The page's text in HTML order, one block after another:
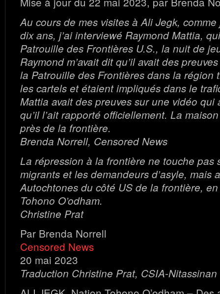
Au cours de mes visites à Ali Jegk,
dix ans, j’ai interviewé Raymond Mattia,
Patrouille des Frontières U.S., la nuit de
Raymond m’avait dit qu’il avait des
la Patrouille des Frontières dans la région
les cartels et étaient impliqués dans le
Mattia avait des preuves sur une vidéo qui
qu’il l’ait rapporté officiellement. La
près de la frontière.
Brenda Norrell, Censored News
La répression à la frontière ne touche pas
migrants et les demandeurs d’asyle, mais
Autochtones du côté US de la frontière,
Tohono O’odham.
Christine Prat
Par Brenda Norrell
Censored News
20 mai 2023
Traduction Christine Prat, CSIA-Nitassinan